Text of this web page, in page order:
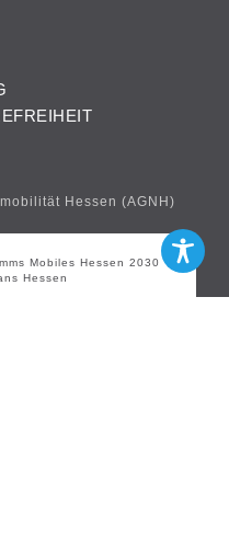
Hessen (AGNH)
Mobiles Hessen 2030
Hessen